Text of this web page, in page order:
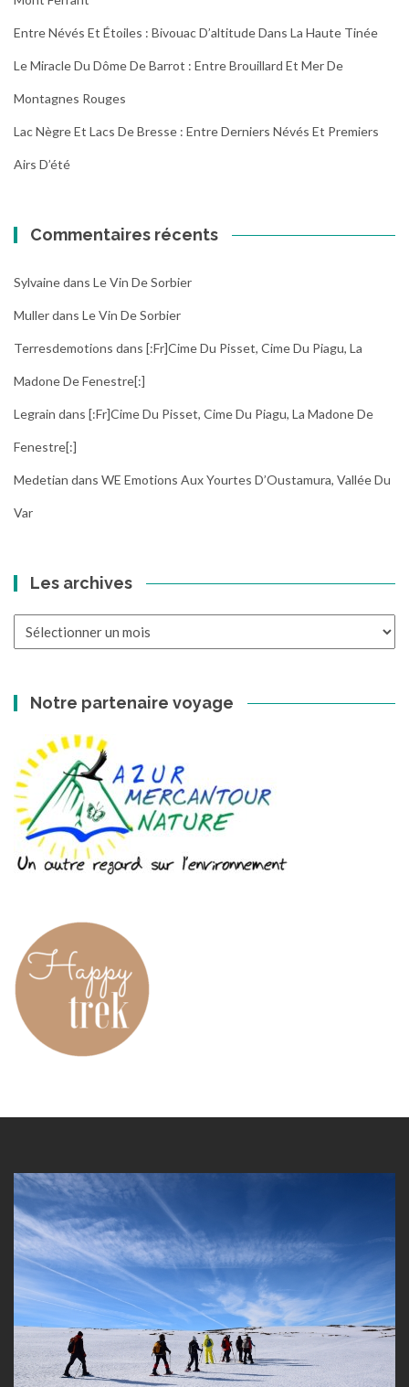
Entre Névés Et Étoiles : Bivouac D’altitude Dans La Haute Tinée
Le Miracle Du Dôme De Barrot : Entre Brouillard Et Mer De
Montagnes Rouges
Lac Nègre Et Lacs De Bresse : Entre Derniers Névés Et Premiers
Airs D’été
Commentaires récents
Sylvainedans Le Vin De Sorbier
Mullerdans Le Vin De Sorbier
Terresdemotions dans [:fr]Cime Du Pisset, Cime Du Piagu, La
Madone De Fenestre[:]
Legrain dans [:fr]Cime Du Pisset, Cime Du Piagu, La Madone De
Fenestre[:]
Medetian dans WE Emotions Aux Yourtes D’Oustamura, Vallée Du
Var
Les archives
Notre partenaire voyage